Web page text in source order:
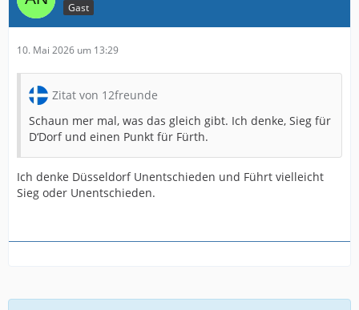
Gast
10. Mai 2026 um 13:29
Zitat von 12freunde
Schaun mer mal, was das gleich gibt. Ich denke, Sieg für
D‘Dorf und einen Punkt für Fürth.
Ich denke Düsseldorf Unentschieden und Führt vielleicht
Sieg oder Unentschieden.